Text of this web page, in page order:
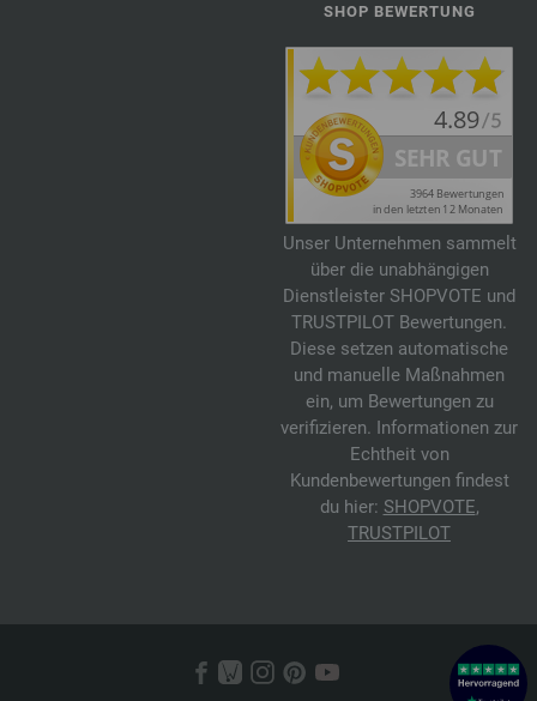
SHOP BEWERTUNG
Unser Unternehmen sammelt
über die unabhängigen
Dienstleister SHOPVOTE und
TRUSTPILOT Bewertungen.
Diese setzen automatische
und manuelle Maßnahmen
ein, um Bewertungen zu
verifizieren. Informationen zur
Echtheit von
Kundenbewertungen findest
du hier: SHOPVOTE,
TRUSTPILOT